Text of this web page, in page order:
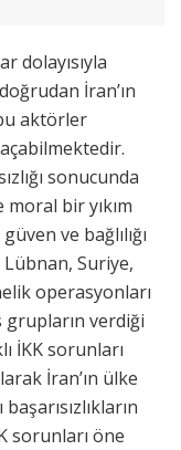
dolayısıyla
İran’ın
bu aktörler
sonucunda
bir yıkım
ve bağlılığı
Lübnan, Suriye,
operasyonları
verdiği
İKK sorunları
İran’ın ülke
sorunları öne